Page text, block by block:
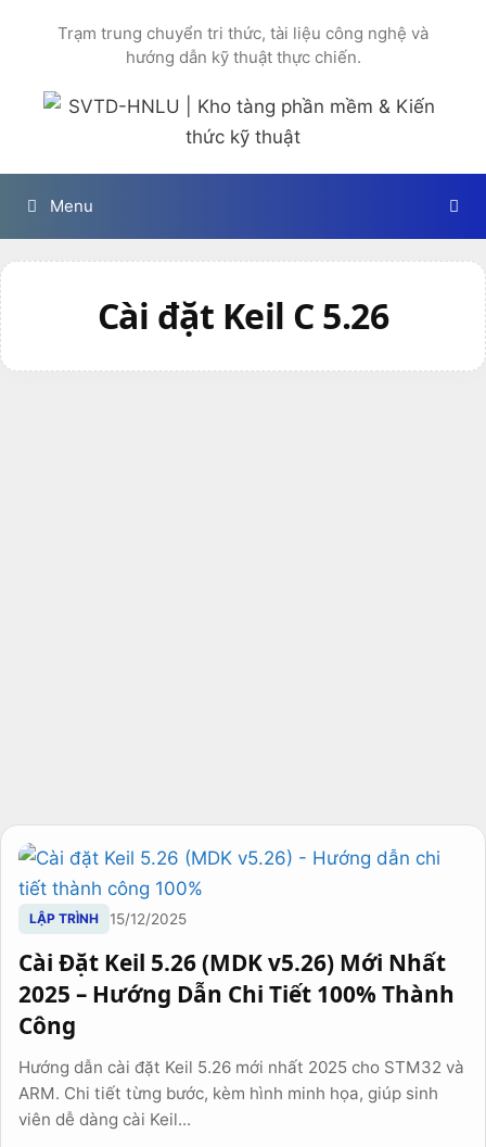
Trạm trung chuyển tri thức, tài liệu công nghệ và
hướng dẫn kỹ thuật thực chiến.
Menu
Cài đặt Keil C 5.26
LẬP TRÌNH 15/12/2025
Cài Đặt Keil 5.26 (MDK v5.26) Mới Nhất
2025 – Hướng Dẫn Chi Tiết 100% Thành
Công
Hướng dẫn cài đặt Keil 5.26 mới nhất 2025 cho STM32 và
ARM. Chi tiết từng bước, kèm hình minh họa, giúp sinh
viên dễ dàng cài Keil...